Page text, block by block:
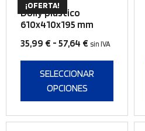
¡OFERTA!
Dolly plástico
610x410x195 mm
35,99 € - 57,64 € Rango
precios:
35,99 €
hasta
sin IVA
SELECCIONAR
OPCIONES
producto
tiene
variantes.
opciones
elegir